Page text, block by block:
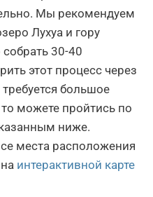
Мы рекомендуем
Лухуа и гору
30-40
этот процесс через
большое
то можете пройтись по
ниже.
места расположения
интерактивной карте